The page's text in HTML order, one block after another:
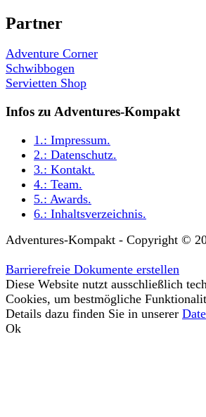
Partner
Adventure Corner
Schwibbogen
Servietten Shop
Infos zu Adventures-Kompakt
1.: Impressum.
2.: Datenschutz.
3.: Kontakt.
4.: Team.
5.: Awards.
6.: Inhaltsverzeichnis.
Adventures-Kompakt - Copyright ©
Barrierefreie Dokumente erstellen
Diese Website nutzt ausschließlich
Cookies, um bestmögliche
Details dazu finden Sie in unserer
Ok